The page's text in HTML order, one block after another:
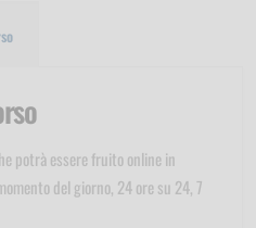
potrà essere fruito online in
del giorno, 24 ore su 24, 7